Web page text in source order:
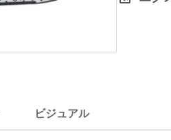
ビジュアル